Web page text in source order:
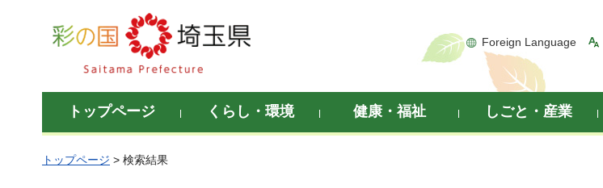
彩の国 埼玉県
Foreign Language
トップページ くらし・環境 健康・福祉 しごと・産業
トップページ > 検索結果